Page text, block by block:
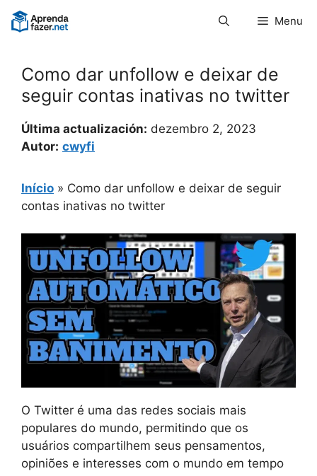
Pular
para
Menu
Como dar unfollow e deixar de
seguir contas inativas no twitter
Última actualización: dezembro 2, 2023
Autor: cwyfi
Início » Como dar unfollow e deixar de seguir
contas inativas no twitter
O Twitter é uma das redes sociais mais
populares do mundo, permitindo que os
usuários compartilhem seus pensamentos,
opiniões e interesses com o mundo em tempo